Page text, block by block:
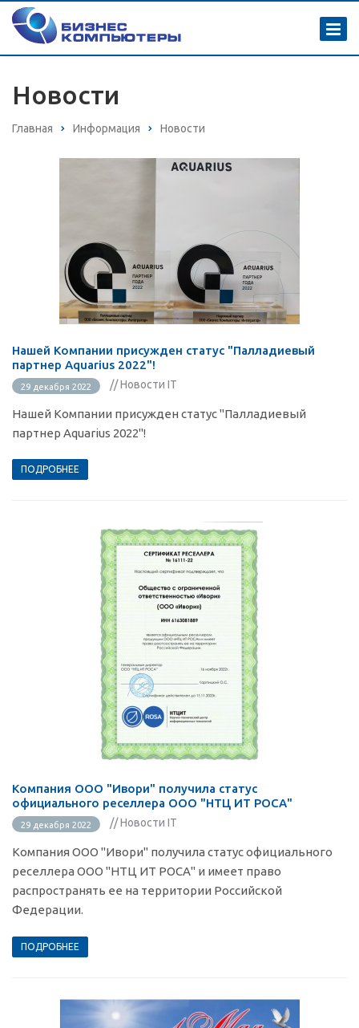
Новости
Главная Информация Новости
Нашей Компании присужден статус "Палладиевый
партнер Aquarius 2022"!
29 декабря 2022 // Новости IT
Нашей Компании присужден статус "Палладиевый
партнер Aquarius 2022"!
ПОДРОБНЕЕ
Компания ООО "Ивори" получила статус
официального реселлера ООО "НТЦ ИТ РОСА"
29 декабря 2022 // Новости IT
Компания ООО "Ивори" получила статус официального
реселлера ООО "НТЦ ИТ РОСА" и имеет право
распространять ее на территории Российской
Федерации.
ПОДРОБНЕЕ